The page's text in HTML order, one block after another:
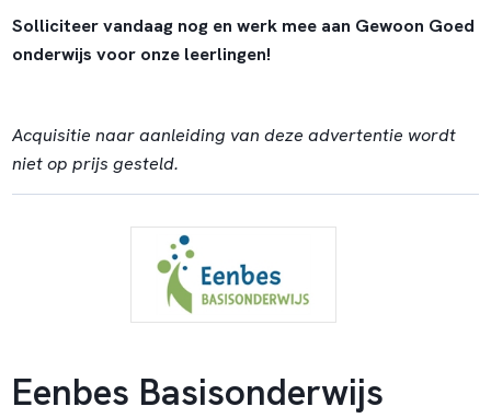
Solliciteer vandaag nog en werk mee aan Gewoon Goed
onderwijs voor onze leerlingen!
Acquisitie naar aanleiding van deze advertentie wordt
niet op prijs gesteld.
Eenbes Basisonderwijs